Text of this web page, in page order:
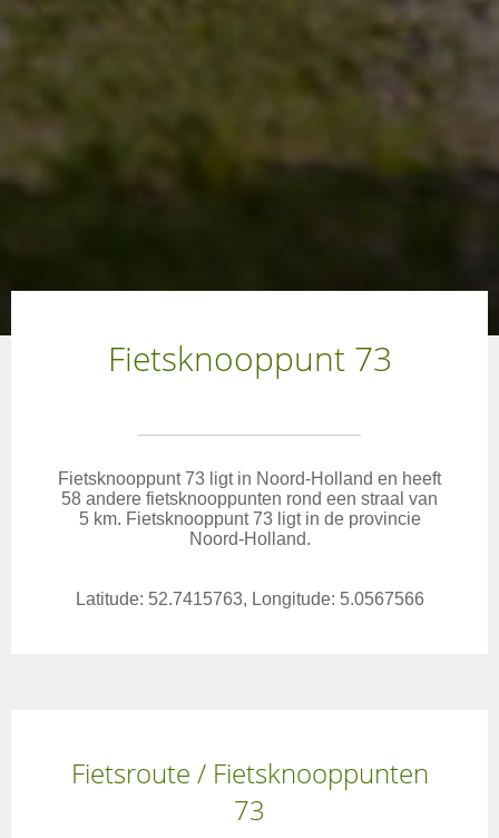
Fietsknooppunt 73
Fietsknooppunt 73 ligt in Noord-Holland en heeft
58 andere fietsknooppunten rond een straal van
5 km. Fietsknooppunt 73 ligt in de provincie
Noord-Holland.
Latitude: 52.7415763, Longitude: 5.0567566
Fietsroute / Fietsknooppunten
73